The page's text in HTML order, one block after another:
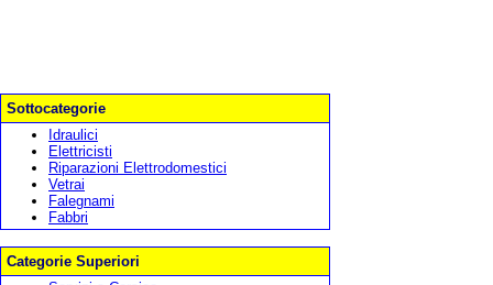
Sottocategorie
Idraulici
Elettricisti
Riparazioni Elettrodomestici
Vetrai
Falegnami
Fabbri
Categorie Superiori